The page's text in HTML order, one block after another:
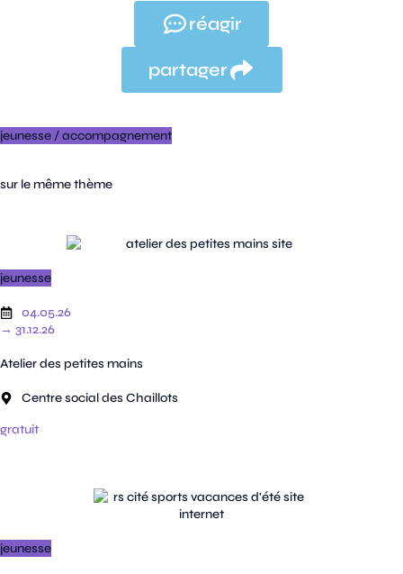
réagir
partager
jeunesse /accompagnement
sur le même thème
jeunesse
04.05.26
→ 31.12.26
Atelier des petites mains
Centre social des Chaillots
gratuit
jeunesse